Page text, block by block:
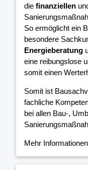
die finanziellen
So ermöglicht ein
besondere
Energieberatung
eine reibungslose
somit einen
Somit ist
fachliche
bei allen Bau-,
Mehr